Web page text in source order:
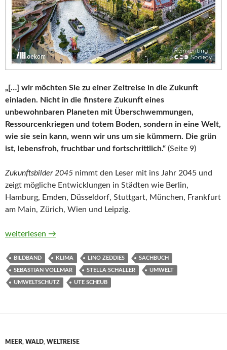
„[…] wir möchten Sie zu einer Zeitreise in die Zukunft
einladen. Nicht in die finstere Zukunft eines
unbewohnbaren Planeten mit Überschwemmungen,
Ressourcenkriegen und totem Boden, sondern in eine Welt,
wie sie sein kann, wenn wir uns um sie kümmern. Die grün
ist, lebensfroh, fruchtbar und fortschrittlich.“ (Seite 9)
Zukunftsbilder 2045 nimmt den Leser mit ins Jahr 2045 und
zeigt mögliche Entwicklungen in Städten wie Berlin,
Hamburg, Emden, Düsseldorf, Stuttgart, München, Frankfurt
am Main, Zürich, Wien und Leipzig.
Zukunftsbilder 2045. Eine Reise in die Welt von morgen von
weiterlesen →
BILDBAND KLIMA LINO ZEDDIES SACHBUCH
SEBASTIAN VOLLMAR STELLA SCHALLER UMWELT
UMWELTSCHUTZ UTE SCHEUB
MEER, WALD, WELTREISE